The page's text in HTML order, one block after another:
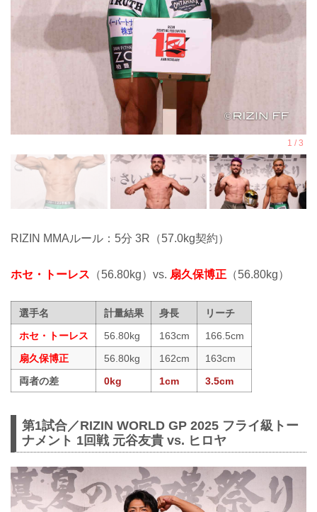
RIZIN MMAルール：5分 3R（57.0kg契約）
ホセ・トーレス （56.80kg）vs. 扇久保博正 （56.80kg）
選手名 計量結果 身長
リーチ
ホセ・トーレス
56.80kg 163cm
166.5cm
扇久保博正
56.80kg 162cm
163cm
両者の差
0kg 1cm 3.5cm
第1試合／RIZIN WORLD GP 2025 フライ級トー
ナメント 1回戦 元谷友貴 vs. ヒロヤ